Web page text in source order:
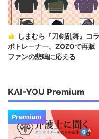
しまむら『刀剣乱舞』コラ
ボトレーナー、ZOZOで再販
ファンの悲鳴に応える
KAI-YOU Premium
Premium